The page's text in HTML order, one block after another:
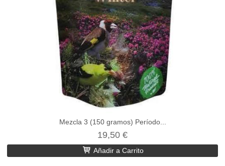
Mezcla 3 (150 gramos) Período...
19,50 €
Añadir a Carrito